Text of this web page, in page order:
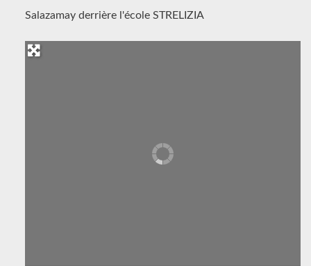
Salazamay derrière l'école STRELIZIA